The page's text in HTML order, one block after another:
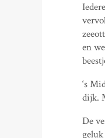
en
‘s
dijk.
De